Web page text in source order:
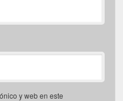
y web en este